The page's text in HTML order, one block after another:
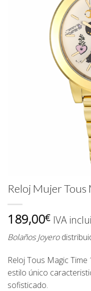
Reloj Mujer
189,00€ IVA
Bolaños Joyero
Reloj Tous Magic
estilo único
sofisticado.